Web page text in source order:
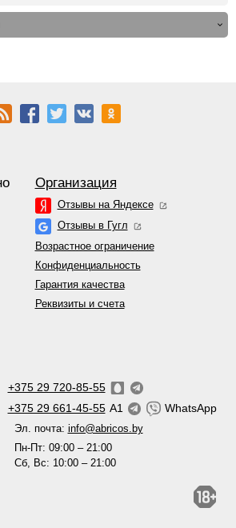
Организация
Отзывы на Яндексе
Отзывы в Гугл
Возрастное ограничение
Конфиденциальность
Гарантия качества
Реквизиты и счета
+375 29 720-85-55
+375 29 661-45-55 A1 WhatsApp
Эл. почта: info@abricos.by
Пн-Пт: 09:00 – 21:00
Сб, Вс: 10:00 – 21:00